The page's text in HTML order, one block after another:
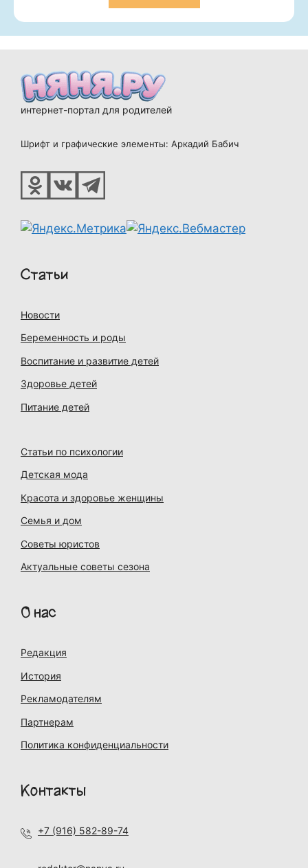
интернет-портал для родителей
Шрифт и графические элементы: Аркадий Бабич
Статьи
Новости
Беременность и роды
Воспитание и развитие детей
Здоровье детей
Питание детей
Статьи по психологии
Детская мода
Красота и здоровье женщины
Семья и дом
Советы юристов
Актуальные советы сезона
О нас
Редакция
История
Рекламодателям
Партнерам
Политика конфиденциальности
Контакты
+7 (916) 582-89-74